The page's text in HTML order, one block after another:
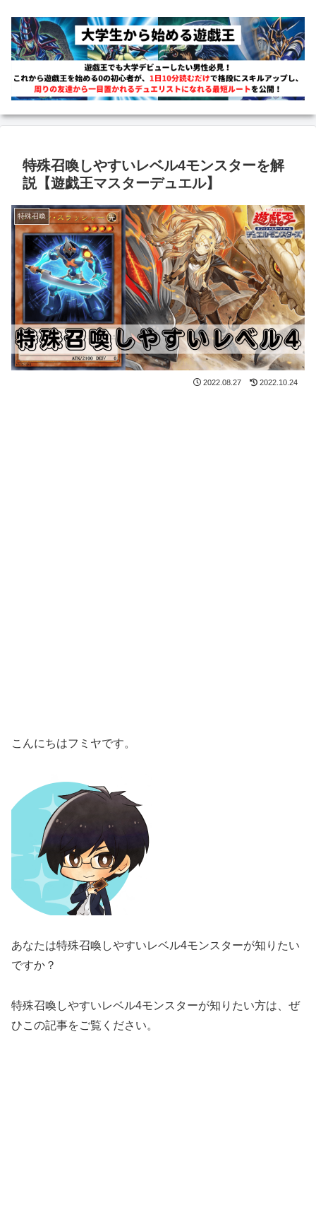
特殊召喚しやすいレベル4モンスターを解
説【遊戯王マスターデュエル】
特殊召喚
2022.08.27 2022.10.24
こんにちはフミヤです。
あなたは特殊召喚しやすいレベル4モンスターが知りたい
ですか？
特殊召喚しやすいレベル4モンスターが知りたい方は、ぜ
ひこの記事をご覧ください。